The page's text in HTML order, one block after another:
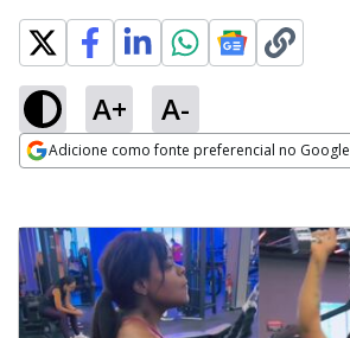
A+ A-
Adicione como fonte preferencial no Google